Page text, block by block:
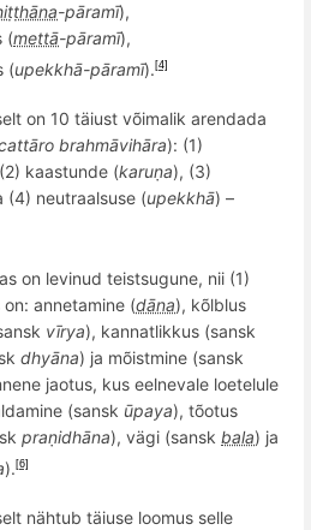
-pāramī),
(mettā-pāramī),
(upekkhā-pāramī). [4]
on 10 täiust võimalik arendada
āro brahmāvihāra): (1)
kaastunde (karuṇa), (3)
(4) neutraalsuse (upekkhā) –
on levinud teistsugune, nii (1)
annetamine (dāna), kõlblus
vīrya), kannatlikkus (sansk
dhyāna) ja mõistmine (sansk
jaotus, kus eelnevale loetelule
(sansk ūpaya), tõotus
praṇidhāna), vägi (sansk bala) ja
). [6]
nähtub täiuse loomus selle